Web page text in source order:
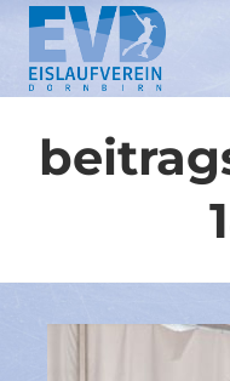
Springe
zum
Inhalt